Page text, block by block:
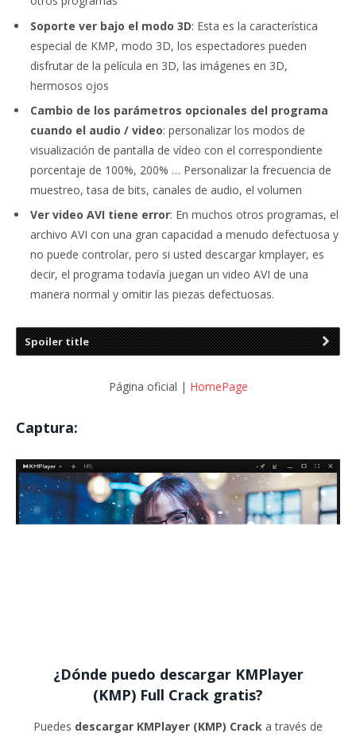
Soporte ver bajo el modo 3D: Esta es la característica
especial de KMP, modo 3D, los espectadores pueden
disfrutar de la película en 3D, las imágenes en 3D,
hermosos ojos
Cambio de los parámetros opcionales del programa
cuando el audio / video: personalizar los modos de
visualización de pantalla de vídeo con el correspondiente
porcentaje de 100%, 200% … Personalizar la frecuencia de
muestreo, tasa de bits, canales de audio, el volumen
Ver video AVI tiene error: En muchos otros programas, el
archivo AVI con una gran capacidad a menudo defectuosa y
no puede controlar, pero si usted descargar kmplayer, es
decir, el programa todavía juegan un video AVI de una
manera normal y omitir las piezas defectuosas.
Spoiler title
Página oficial | HomePage
Captura:
¿Dónde puedo descargar KMPlayer
(KMP) Full Crack gratis?
Puedes descargar KMPlayer (KMP) Crack a través de